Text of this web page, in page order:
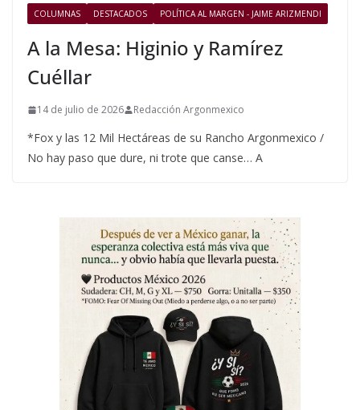
COLUMNAS DESTACADOS POLÍTICA AL MARGEN - JAIME ARIZMENDI
A la Mesa: Higinio y Ramírez
Cuéllar
14 de julio de 2026 Redacción Argonmexico
*Fox y las 12 Mil Hectáreas de su Rancho Argonmexico /
No hay paso que dure, ni trote que canse… A